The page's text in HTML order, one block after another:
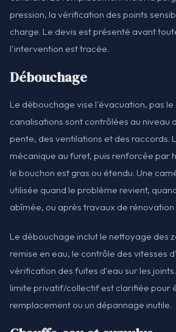
pression, la vérification des points
charge. Le devis est présenté avant
l'intervention est tracée.
Débouchage
Le débouchage vise l'évacuation, pas
canalisations sont contrôlées au niveau
pente, des ventilations et des raccords.
mécanique au furet, puis renforcée par
le bouchon est gras ou étendu. Une
utilisée quand le problème revient,
abîmée, ou après travaux de rénovation
Le débouchage inclut le nettoyage des
remise en eau, le contrôle des vitesses
vérification des fuites d'eau sur les
limite privatif/collectif est clarifiée pour
remplacement ou un dépannage inutile.